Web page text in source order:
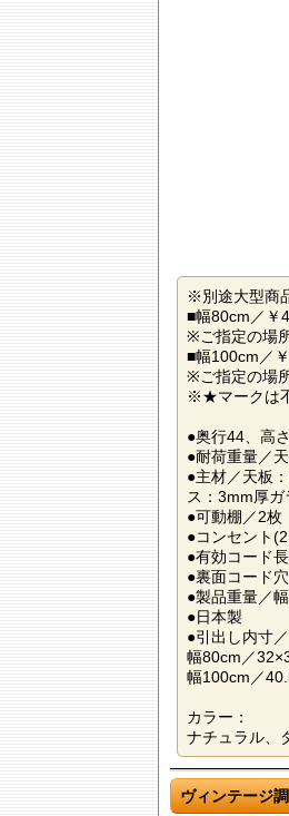
※別途大型商
■幅80cm／￥
※ご指定の場
■幅100cm／
※ご指定の場
※★マークは
●奥行44、高
●耐荷重量／
●主材／天板
ス：3mm厚
●可動棚／2枚
●コンセント
●有効コード
●裏面コード
●製品重量／
●日本製
●引出し内寸／
幅80cm／
幅100cm／
カラー：
ナチュラル、
ヴィンテージ